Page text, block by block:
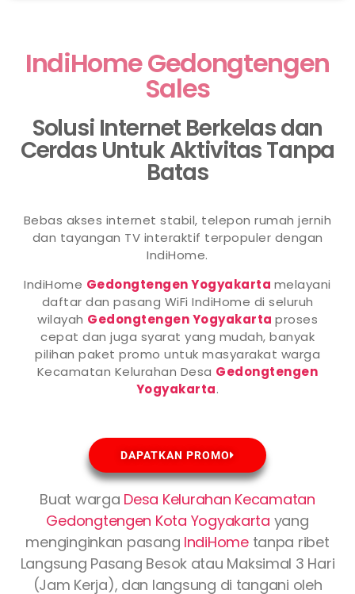
IndiHome Gedongtengen
Sales
Solusi Internet Berkelas dan
Cerdas Untuk Aktivitas Tanpa
Batas
Bebas akses internet stabil, telepon rumah jernih
dan tayangan TV interaktif terpopuler dengan
IndiHome.
IndiHome Gedongtengen Yogyakarta melayani
daftar dan pasang WiFi IndiHome di seluruh
wilayah Gedongtengen Yogyakarta proses
cepat dan juga syarat yang mudah, banyak
pilihan paket promo untuk masyarakat warga
Kecamatan Kelurahan Desa Gedongtengen
Yogyakarta.
DAPATKAN PROMO
Buat warga Desa Kelurahan Kecamatan
Gedongtengen Kota Yogyakarta yang
menginginkan pasang IndiHometanpa ribet
Langsung Pasang Besok atau Maksimal 3 Hari
(Jam Kerja), dan langsung di tangani oleh